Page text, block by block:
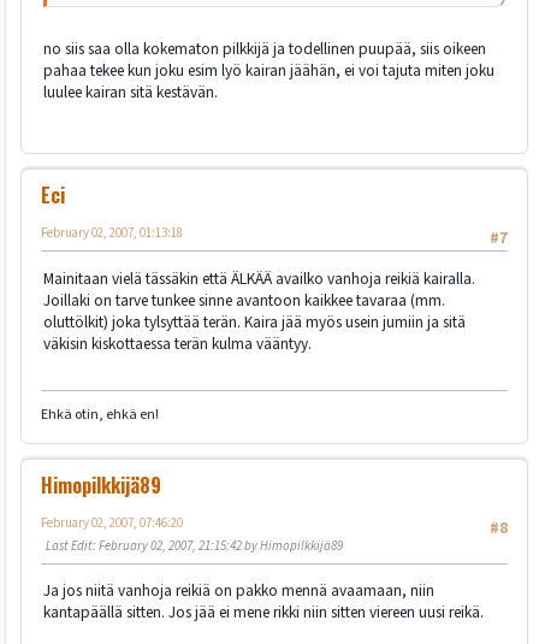
no siis saa olla kokematon pilkkijä ja todellinen puupää, siis oikeen
pahaa tekee kun joku esim lyö kairan jäähän, ei voi tajuta miten joku
luulee kairan sitä kestävän.
Eci
#7
February 02, 2007, 01:13:18
Mainitaan vielä tässäkin että ÄLKÄÄ availko vanhoja reikiä kairalla.
Joillaki on tarve tunkee sinne avantoon kaikkee tavaraa (mm.
oluttölkit) joka tylsyttää terän. Kaira jää myös usein jumiin ja sitä
väkisin kiskottaessa terän kulma vääntyy.
Ehkä otin, ehkä en!
Himopilkkijä89
#8
February 02, 2007, 07:46:20
Last Edit: February 02, 2007, 21:15:42 by Himopilkkijä89
Ja jos niitä vanhoja reikiä on pakko mennä avaamaan, niin
kantapäällä sitten. Jos jää ei mene rikki niin sitten viereen uusi reikä.